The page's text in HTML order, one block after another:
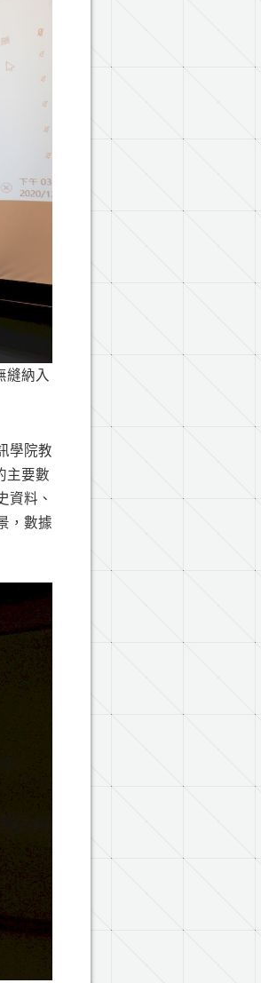
縫納入
學院教
主要數
資料、
，數據